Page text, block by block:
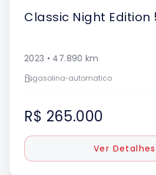
Classic Night Edition
2023 • 47.890 km
gasolina•automatico
R$ 265.000
Ver Detalhes